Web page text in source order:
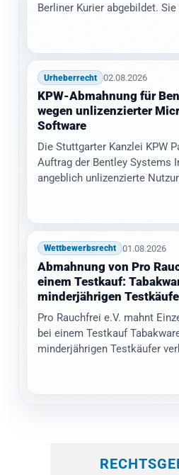
Berliner Kurier abgebildet.
Urheberrecht 02.08.2026
KPW-Abmahnung für
wegen unlizenzierter
Software
Die Stuttgarter Kanzlei KPW
Auftrag der Bentley Systems
angeblich unlizenzierte
Wettbewerbsrecht 01.08.2026
Abmahnung von Pro
einem Testkauf:
minderjährigen
Pro Rauchfrei e.V. mahnt
bei einem Testkauf
minderjährigen Testkäufer